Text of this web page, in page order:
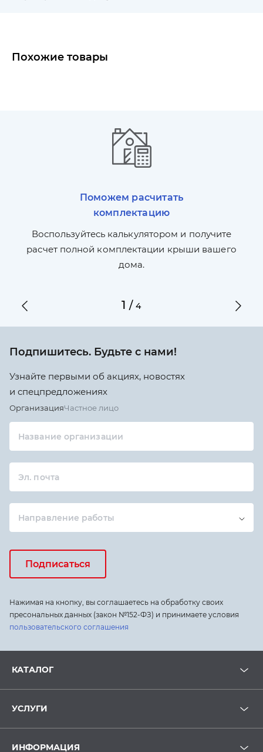
Похожие товары
Поможем расчитать
комплектацию
Воспользуйтесь калькулятором и получите
расчет полной комплектации крыши вашего
дома.
1 /4
Подпишитесь. Будьте с нами!
Узнайте первыми об акциях, новостях
и спецпредложениях
ОрганизацияЧастное лицо
Название организации
Эл. почта
Направление работы
Подписаться
Нажимая на кнопку, вы соглашаетесь на обработку своих
пресональных данных (закон №152-ФЗ) и принимаете условия
пользовательского соглашения
КАТАЛОГ
УСЛУГИ
ИНФОРМАЦИЯ